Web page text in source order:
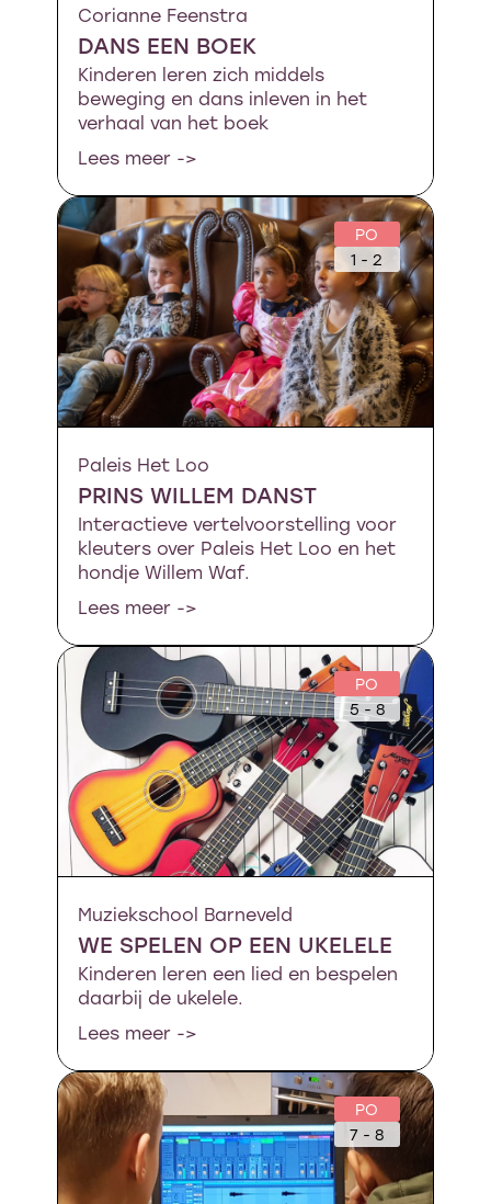
Corianne Feenstra
DANS EEN BOEK
Kinderen leren zich middels
beweging en dans inleven in het
verhaal van het boek
Lees meer ->
PO
1 - 2
Paleis Het Loo
PRINS WILLEM DANST
Interactieve vertelvoorstelling voor
kleuters over Paleis Het Loo en het
hondje Willem Waf.
Lees meer ->
PO
5 - 8
Muziekschool Barneveld
WE SPELEN OP EEN UKELELE
Kinderen leren een lied en bespelen
daarbij de ukelele.
Lees meer ->
PO
7 - 8